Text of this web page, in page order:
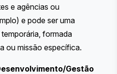
e agências ou
e pode ser uma
formada
ou missão específica.
Gestão